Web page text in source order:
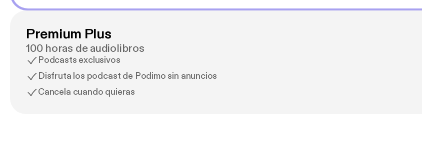
Premium Plus
100 horas de audiolibros
Podcasts exclusivos
Disfruta los podcast de Podimo sin anuncios
Cancela cuando quieras